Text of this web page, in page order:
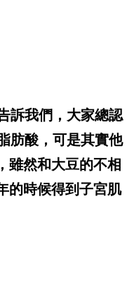
訴我們，大家總認
肪酸，可是其實他
雖然和大豆的不相
的時候得到子宮肌